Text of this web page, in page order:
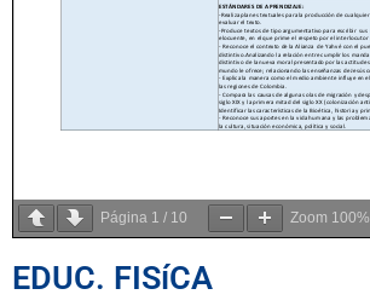
Página 1 / 10 Zoom 100%
EDUC. FISíCA